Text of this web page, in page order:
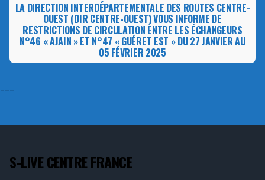
LA DIRECTION INTERDÉPARTEMENTALE DES ROUTES CENTRE-
OUEST (DIR CENTRE-OUEST) VOUS INFORME DE
RESTRICTIONS DE CIRCULATION ENTRE LES ÉCHANGEURS
N°46 « AJAIN » ET N°47 « GUÉRET EST » DU 27 JANVIER AU
05 FÉVRIER 2025
---
S-LIVE CENTRE FRANCE